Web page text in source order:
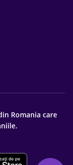
Romania care